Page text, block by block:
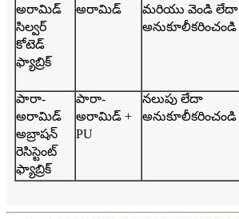
అరామిడ్
సిల్వర్
కోటెడ్
ఫ్యాబ్రిక్
అరామిడ్
మరియు వెండి లేదా
అనుకూలీకరించండి
పారా-
అరామిడ్
అబ్రాషన్
రెసిస్టెంట్
ఫ్యాబ్రిక్
పారా-
అరామిడ్ +
PU
నలుపు లేదా
అనుకూలీకరించండి